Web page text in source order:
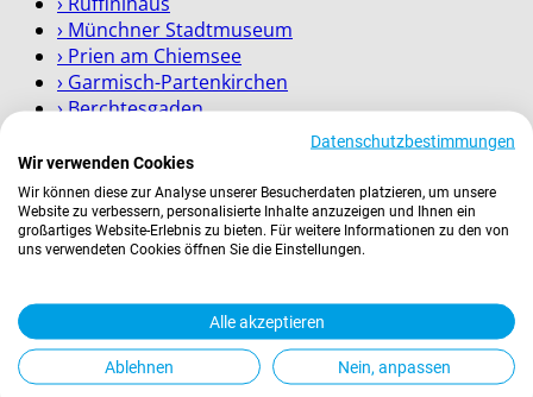
› Münchner Stadtmuseum
› Prien am Chiemsee
› Garmisch-Partenkirchen
› Berchtesgaden
Wissenswertes
Zahlung
Versand
Service für Firmenkunden
Rechtliches
Datenschutzbestimmungen
Wir verwenden Cookies
Wir können diese zur Analyse unserer Besucherdaten platzieren, um unsere
Website zu verbessern, personalisierte Inhalte anzuzeigen und Ihnen ein
großartiges Website-Erlebnis zu bieten. Für weitere Informationen zu den von
uns verwendeten Cookies öffnen Sie die Einstellungen.
Alle akzeptieren
Ablehnen Nein, anpassen